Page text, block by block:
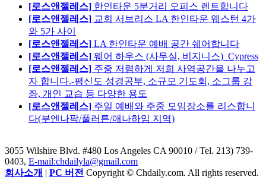
[로스앤젤레스] 한인타운 5분거리 오피스 렌트합니다
[로스앤젤레스] 교회 서브리스 LA 한인타운 웨스턴 4가
와 5가 사이
[로스앤젤레스] LA 한인타운 예배 공간 쉐어합니다
[로스앤젤레스] 웨어 하우스 (사무실, 비지니스)_Cypress
[로스앤젤레스] 주중 저렴하게 저희 사역공간을 나누고
자 합니다.-평신도 성경공부, 소규모 기도회, 소그룹 강
좌, 개인 교습 등 다양한 용도
[로스앤젤레스] 주일 예배와 주중 모임장소를 리스합니
다(부엔나팍/풀러튼/애나하임 지역)
3055 Wilshire Blvd. #480 Los Angeles CA 90010 / Tel. 213) 739-
0403, E-mail:chdailyla@gmail.com
회사소개 | PC 버전 Copyright © Chdaily.com. All rights reserved.